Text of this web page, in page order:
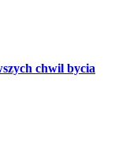
chwil bycia